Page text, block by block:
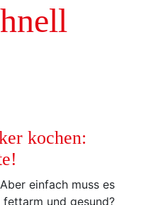
kochen:
einfach muss es
und gesund?